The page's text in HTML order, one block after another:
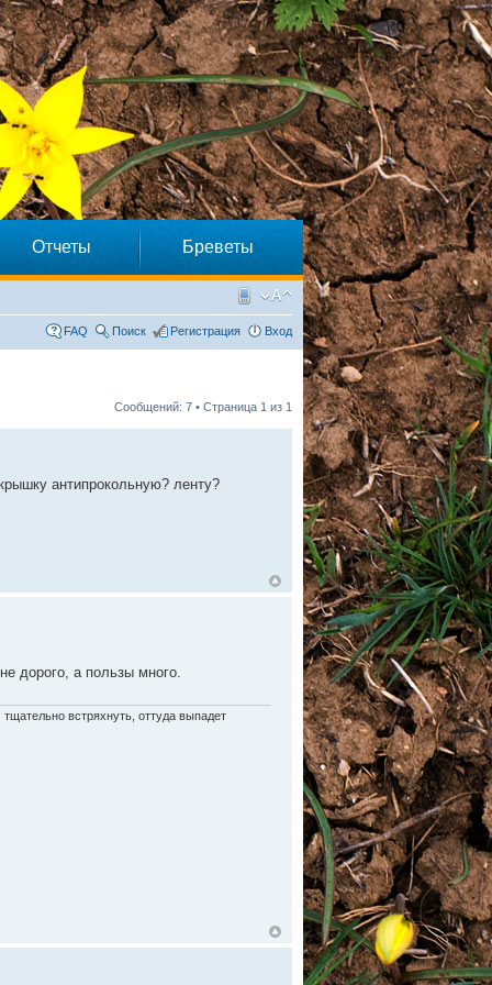
Отчеты Бреветы
FAQ Поиск Регистрация Вход
Сообщений: 7 • Страница 1 из 1
антипрокольную? ленту?
дорого, а пользы много.
встряхнуть, оттуда выпадет